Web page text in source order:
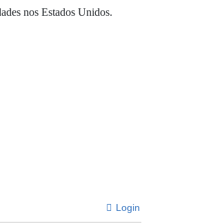
nos Estados Unidos.
Login